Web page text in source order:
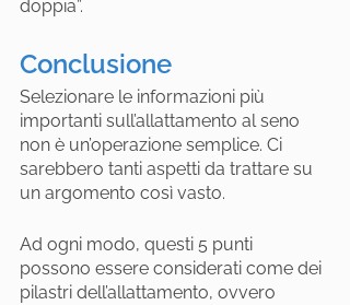
doppia”.
Conclusione
Selezionare le informazioni più
importanti sull’allattamento al seno
non è un’operazione semplice. Ci
sarebbero tanti aspetti da trattare su
un argomento così vasto.
Ad ogni modo, questi 5 punti
possono essere considerati come dei
pilastri dell’allattamento, ovvero